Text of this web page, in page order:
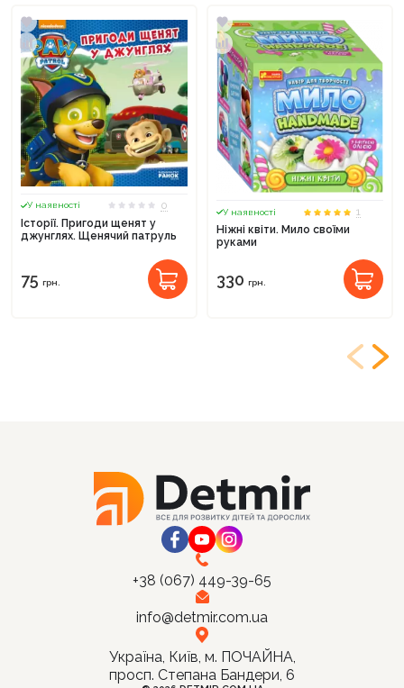
У наявності
0
Історії. Пригоди щенят у
джунглях. Щенячий патруль
75 грн.
У наявності
1
Ніжні квіти. Мило своїми
руками
330 грн.
+38 (067) 449-39-65
info@detmir.com.ua
Україна, Київ, м. ПОЧАЙНА,
просп. Степана Бандери, 6